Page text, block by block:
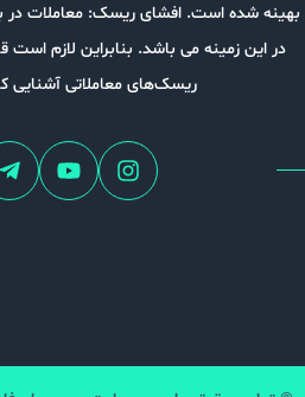
بهینه شده است. افشای ریسک: معاملات در
در این زمینه می باشد. بنابراین لازم است
ریسک‌های معاملاتی آشنایی